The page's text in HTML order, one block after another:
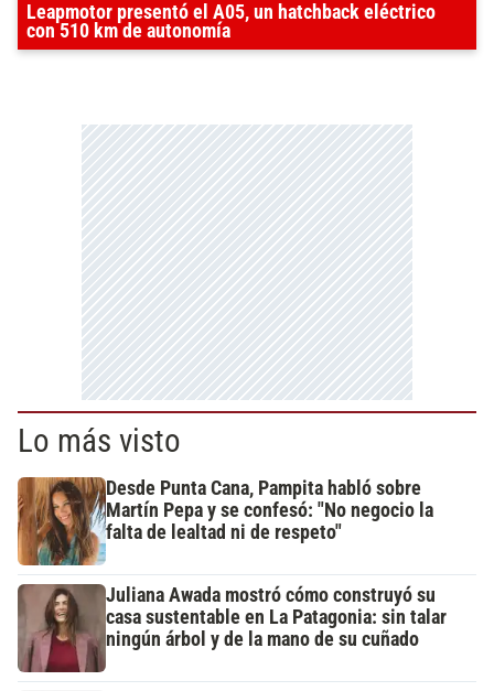
Leapmotor presentó el A05, un hatchback eléctrico
con 510 km de autonomía
Lo más visto
Desde Punta Cana, Pampita habló sobre
Martín Pepa y se confesó: "No negocio la
falta de lealtad ni de respeto"
Juliana Awada mostró cómo construyó su
casa sustentable en La Patagonia: sin talar
ningún árbol y de la mano de su cuñado